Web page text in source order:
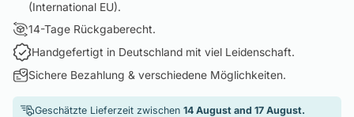
(International EU).
14-Tage Rückgaberecht.
Handgefertigt in Deutschland mit viel Leidenschaft.
Sichere Bezahlung & verschiedene Möglichkeiten.
Geschätzte Lieferzeit zwischen 14 August and 17 August.